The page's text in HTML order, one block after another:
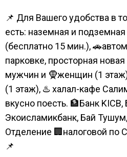
📌 Для Вашего удобства в
есть: наземная и
(бесплатно 15 мин.),
парковке, просторная
мужчин и 🧕женщин (1
(1 этаж), ♨️ халал-кафе
вкусно поесть. 🏦Банк KICB,
Экоисламикбанк, Бай
Отделение 🏢налоговой по
📌